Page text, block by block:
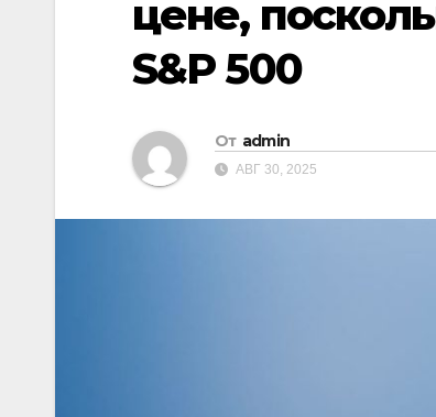
цене,
S&P 500
От admin
АВГ 30, 2025